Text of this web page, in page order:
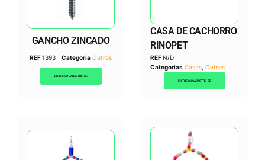
GANCHO ZINCADO
REF1393 Categoria Outros
ENTRE OU CADASTRE-SE
CASA DE CACHORRO
RINOPET
REFN/D
Categorias Casas Outros
ENTRE OU CADASTRE-SE